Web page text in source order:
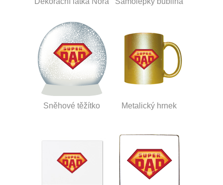
Sněhové těžítko Metalický hrnek